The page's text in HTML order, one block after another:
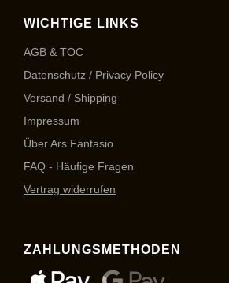
WICHTIGE LINKS
AGB & TOC
Datenschutz / Privacy Policy
Versand / Shipping
Impressum
Über Ars Fantasio
FAQ - Häufige Fragen
Vertrag widerrufen
ZAHLUNGSMETHODEN